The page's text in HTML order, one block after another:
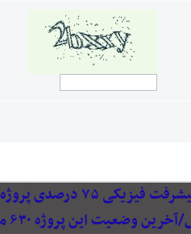
پیشرفت فیزیکی
پروژه ۶۳۰ میلیاردی به روایت تصویر